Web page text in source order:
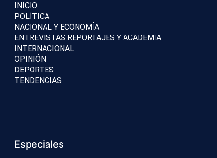
INICIO
POLÍTICA
NACIONAL Y ECONOMÍA
ENTREVISTAS REPORTAJES Y ACADEMIA
INTERNACIONAL
OPINIÓN
DEPORTES
TENDENCIAS
Especiales